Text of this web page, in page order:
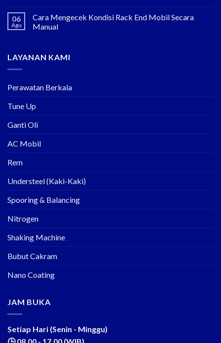
06
Agu
Cara Mengecek Kondisi Rack End Mobil Secara
Manual
LAYANAN KAMI
Perawatan Berkala
Tune Up
Ganti Oli
AC Mobil
Rem
Understeel (Kaki-Kaki)
Spooring & Balancing
Nitrogen
Shaking Machine
Bubut Cakram
Nano Coating
JAM BUKA
Setiap Hari (Senin - Minggu)
🕒 08.00 - 17.00 (WIB)